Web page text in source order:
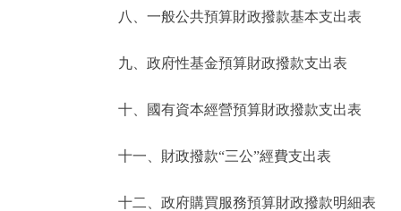
八、一般公共預算財政撥款基本支出表
九、政府性基金預算財政撥款支出表
十、國有資本經營預算財政撥款支出表
十一、財政撥款“三公”經費支出表
十二、政府購買服務預算財政撥款明細表